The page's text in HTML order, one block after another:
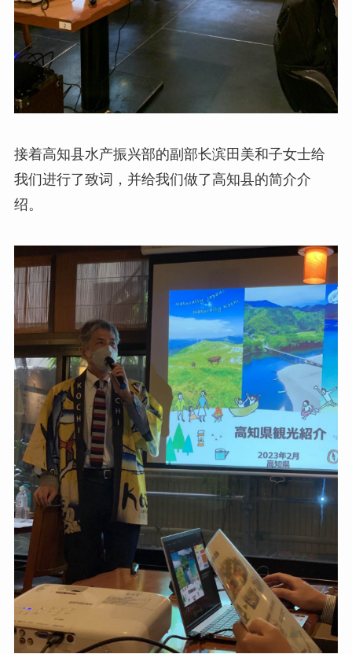
接着高知县水产振兴部的副部长滨田美和子女士给
我们进行了致词，并给我们做了高知县的简介介
绍。